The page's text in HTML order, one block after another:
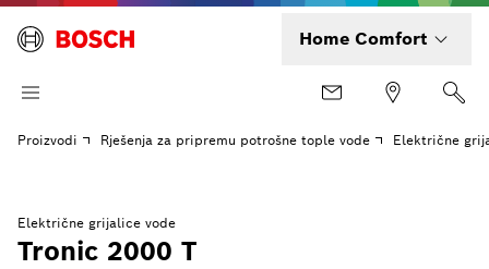
Home Comfort
Proizvodi Rješenja za pripremu potrošne tople vode Električne
Električne grijalice vode
Tronic 2000 T